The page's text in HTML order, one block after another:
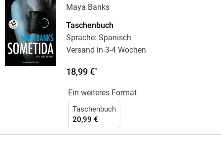
Maya Banks
Taschenbuch
Sprache: Spanisch
Versand in 3-4 Wochen
18,99 €*
Ein weiteres Format
Taschenbuch
20,99 €